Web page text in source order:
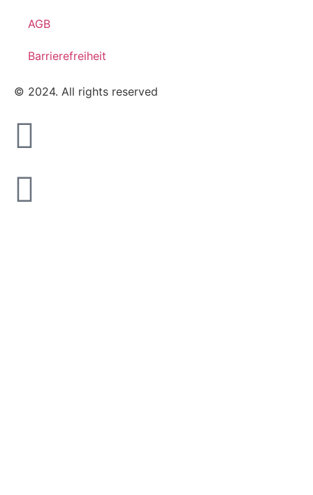
AGB
Barrierefreiheit
© 2024. All rights reserved